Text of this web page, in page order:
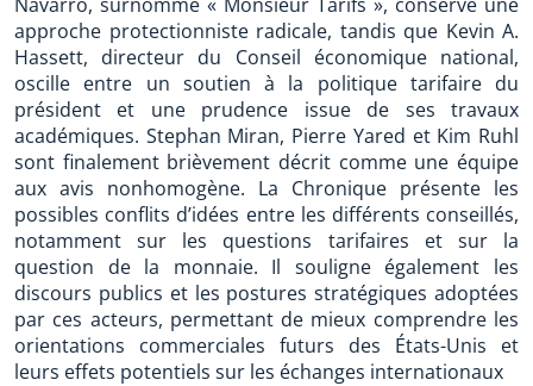
approche protectionniste radicale, tandis que Kevin A.
Hassett, directeur du Conseil économique national,
oscille entre un soutien à la politique tarifaire du
président et une prudence issue de ses travaux
académiques. Stephan Miran, Pierre Yared et Kim Ruhl
sont finalement brièvement décrit comme une équipe
aux avis nonhomogène. La Chronique présente les
possibles conflits d’idées entre les différents conseillés,
notamment sur les questions tarifaires et sur la
question de la monnaie. Il souligne également les
discours publics et les postures stratégiques adoptées
par ces acteurs, permettant de mieux comprendre les
orientations commerciales futurs des États-Unis et
leurs effets potentiels sur les échanges internationaux